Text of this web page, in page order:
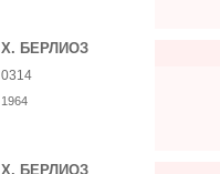
Х. БЕРЛИОЗ
0314
1964
Х. БЕРЛИОЗ